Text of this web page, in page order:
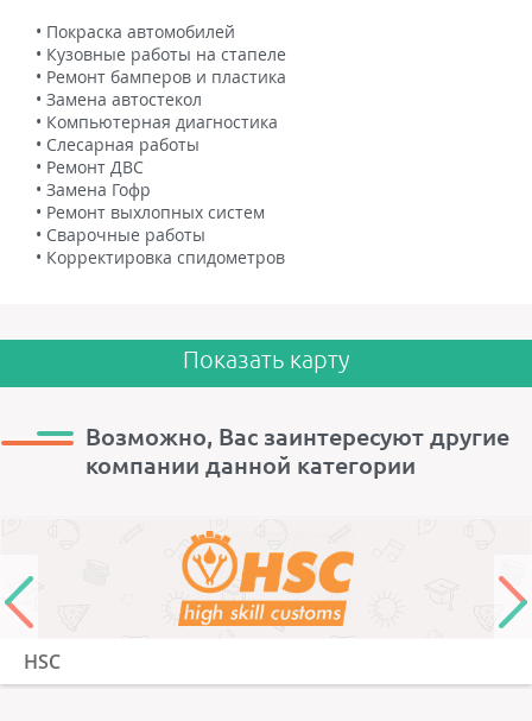
• Покраска автомобилей
• Кузовные работы на стапеле
• Ремонт бамперов и пластика
• Замена автостекол
• Компьютерная диагностика
• Слесарная работы
• Ремонт ДВС
• Замена Гофр
• Ремонт выхлопных систем
• Сварочные работы
• Корректировка спидометров
Показать карту
Возможно, Вас заинтересуют другие
компании данной категории
HSC